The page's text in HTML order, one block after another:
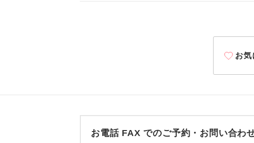
お気
お電話 FAX でのご予約・お問い合わ